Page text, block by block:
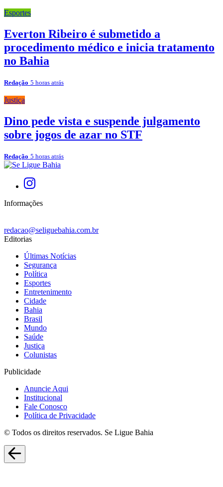
Esportes
Everton Ribeiro é submetido a
procedimento médico e inicia tratamento
no Bahia
Redação 5 horas atrás
Justiça
Dino pede vista e suspende julgamento
sobre jogos de azar no STF
Redação 5 horas atrás
Informações
redacao@seliguebahia.com.br
Editorias
Últimas Notícias
Segurança
Política
Esportes
Entretenimento
Cidade
Bahia
Brasil
Mundo
Saúde
Justiça
Colunistas
Publicidade
Anuncie Aqui
Institucional
Fale Conosco
Política de Privacidade
© Todos os direitos reservados. Se Ligue Bahia